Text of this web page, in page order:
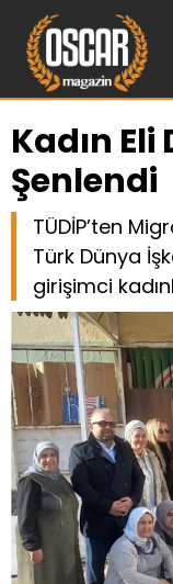
Kadın
Şenlendi
TÜDİP’ten
Türk Dünya
girişimci